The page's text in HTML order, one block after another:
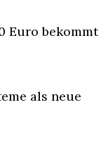
Euro bekommt
als neue